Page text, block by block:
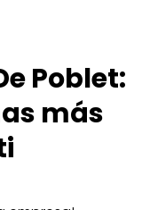
Poblet:
más